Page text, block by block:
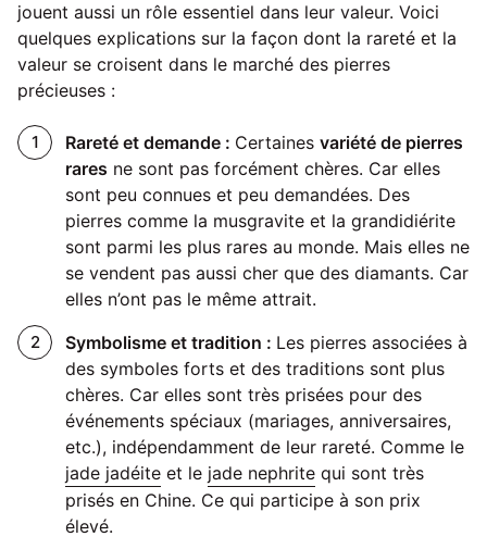
jouent aussi un rôle essentiel dans leur valeur. Voici
quelques explications sur la façon dont la rareté et la
valeur se croisent dans le marché des pierres
précieuses :
Rareté et demande : Certaines variété de pierres
rares ne sont pas forcément chères. Car elles
sont peu connues et peu demandées. Des
pierres comme la musgravite et la grandidiérite
sont parmi les plus rares au monde. Mais elles ne
se vendent pas aussi cher que des diamants. Car
elles n’ont pas le même attrait.
Symbolisme et tradition : Les pierres associées à
des symboles forts et des traditions sont plus
chères. Car elles sont très prisées pour des
événements spéciaux (mariages, anniversaires,
etc.), indépendamment de leur rareté. Comme le
jade jadéite et le jade nephrite qui sont très
prisés en Chine. Ce qui participe à son prix
élevé.